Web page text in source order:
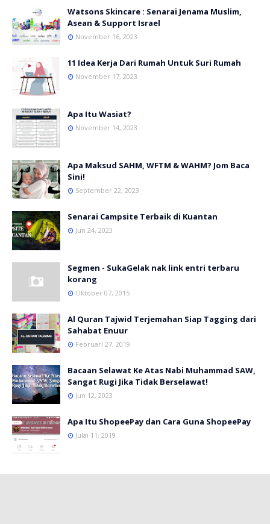
Watsons Skincare : Senarai Jenama Muslim,
Asean & Support Israel
November 16, 2023
11 Idea Kerja Dari Rumah Untuk Suri Rumah
November 17, 2023
Apa Itu Wasiat?
November 14, 2023
Apa Maksud SAHM, WFTM & WAHM? Jom Baca
Sini!
September 22, 2023
Senarai Campsite Terbaik di Kuantan
Jun 24, 2023
Segmen - SukaGelak nak link entri terbaru
korang
Oktober 07, 2015
Al Quran Tajwid Terjemahan Siap Tagging dari
Sahabat Enuur
Februari 27, 2019
Bacaan Selawat Ke Atas Nabi Muhammad SAW,
Sangat Rugi Jika Tidak Berselawat!
Jun 12, 2023
Apa Itu ShopeePay dan Cara Guna ShopeePay
Julai 11, 2019